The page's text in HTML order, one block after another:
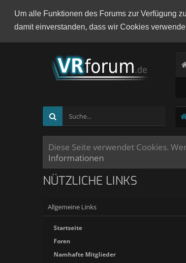
Um alle Funktionen des Forums zur Verfügung
damit einverstanden, dass wir Cookies
Diese Seite verwendet Cookies.
Informationen
NÜTZLICHE LINKS
Allgemeine Links
Startseite
Foren
Namhafte Mitglieder